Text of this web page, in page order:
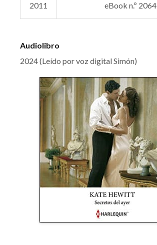
2011 eBook n.º 2064
Audiolibro
2024 (Leído por voz digital Simón)